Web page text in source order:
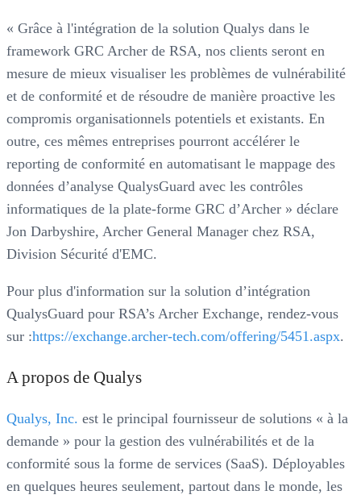
« Grâce à l'intégration de la solution Qualys dans le
framework GRC Archer de RSA, nos clients seront en
mesure de mieux visualiser les problèmes de vulnérabilité
et de conformité et de résoudre de manière proactive les
compromis organisationnels potentiels et existants. En
outre, ces mêmes entreprises pourront accélérer le
reporting de conformité en automatisant le mappage des
données d’analyse QualysGuard avec les contrôles
informatiques de la plate-forme GRC d’Archer » déclare
Jon Darbyshire, Archer General Manager chez RSA,
Division Sécurité d'EMC.
Pour plus d'information sur la solution d’intégration
QualysGuard pour RSA’s Archer Exchange, rendez-vous
sur :https://exchange.archer-tech.com/offering/5451.aspx.
A propos de Qualys
Qualys, Inc. est le principal fournisseur de solutions « à la
demande » pour la gestion des vulnérabilités et de la
conformité sous la forme de services (SaaS). Déployables
en quelques heures seulement, partout dans le monde, les